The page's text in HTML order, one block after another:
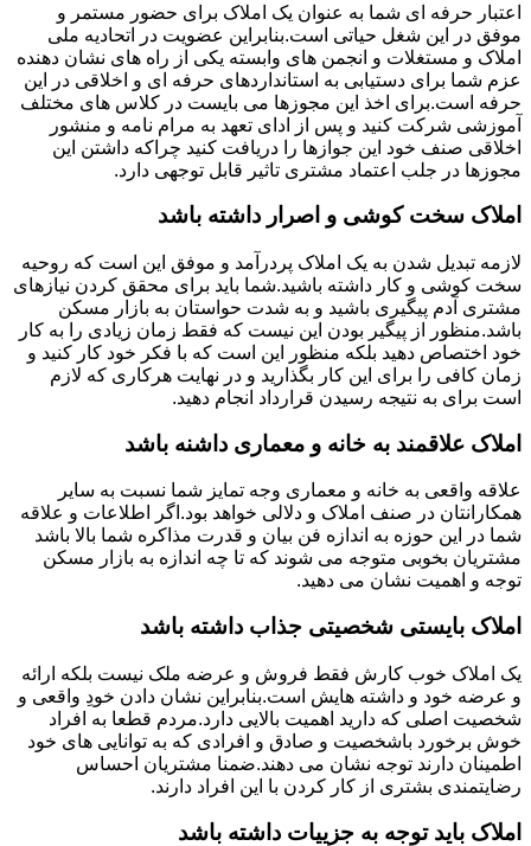
اعتبار حرفه ای شما به عنوان یک املاک برای حضور مستمر و
موفق در این شغل حیاتی است.بنابراین عضویت در اتحادیه ملی
املاک و مستغلات و انجمن های وابسته یکی از راه های نشان دهنده
عزم شما برای دستیابی به استانداردهای حرفه ای و اخلاقی در این
حرفه است.برای اخذ این مجوزها می بایست در کلاس های مختلف
آموزشی شرکت کنید و پس از ادای تعهد به مرام نامه و منشور
اخلاقی صنف خود این جوازها را دریافت کنید چراکه داشتن این
مجوزها در جلب اعتماد مشتری تاثیر قابل توجهی دارد.
املاک سخت کوشی و اصرار داشته باشد
لازمه تبدیل شدن به یک املاک پردرآمد و موفق این است که روحیه
سخت کوشی و کار داشته باشید.شما باید برای محقق کردن نیازهای
مشتری آدم پیگیری باشید و به شدت حواستان به بازار مسکن
باشد.منظور از پیگیر بودن این نیست که فقط زمان زیادی را به کار
خود اختصاص دهید بلکه منظور این است که با فکر خود کار کنید و
زمان کافی را برای این کار بگذارید و در نهایت هرکاری که لازم
است برای به نتیجه رسیدن قرارداد انجام دهید.
املاک علاقمند به خانه و معماری داشنه باشد
علاقه واقعی به خانه و معماری وجه تمایز شما نسبت به سایر
همکارانتان در صنف املاک و دلالی خواهد بود.اگر اطلاعات و علاقه
شما در این حوزه به اندازه فن بیان و قدرت مذاکره شما بالا باشد
مشتریان بخوبی متوجه می شوند که تا چه اندازه به بازار مسکن
توجه و اهمیت نشان می دهید.
املاک بایستی شخصیتی جذاب داشته باشد
یک املاک خوب کارش فقط فروش و عرضه ملک نیست بلکه ارائه
و عرضه خود و داشته هایش است.بنابراین نشان دادن خودِ واقعی و
شخصیت اصلی که دارید اهمیت بالایی دارد.مردم قطعا به افراد
خوش برخورد باشخصیت و صادق و افرادی که به توانایی های خود
اطمینان دارند توجه نشان می دهند.ضمنا مشتریان احساس
رضایتمندی بشتری از کار کردن با این افراد دارند.
املاک باید توجه به جزییات داشته باشد